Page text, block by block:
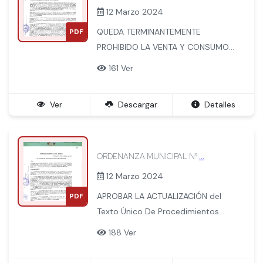
PDF
12 Marzo 2024
QUEDA TERMINANTEMENTE
PROHIBIDO LA VENTA Y CONSUMO
OTROS ESTABLECIMIENTOS
HORAS DE LA MAÑANA DEL DIA
SIGUIENTE.
161 Ver
Ver Descargar Detalles
PDF
ORDENANZA MUNICIPAL N° ...
12 Marzo 2024
APROBAR LA ACTUALIZACIÓN del
Texto Único De Procedimientos
188 Ver